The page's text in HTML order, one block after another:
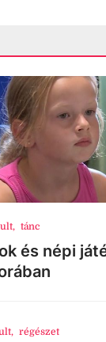
, tánc
és népi
, régészet